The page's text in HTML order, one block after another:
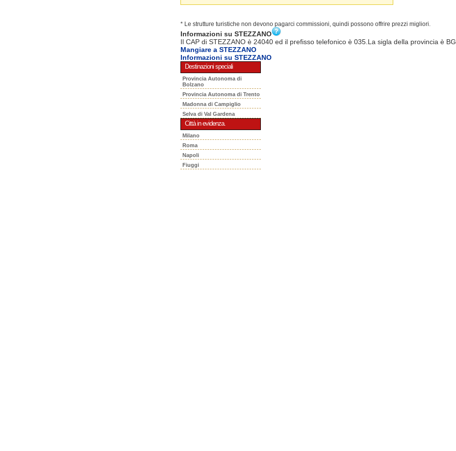
* Le strutture turistiche non devono pagarci commissioni, quindi possono offrire prezzi migliori.
Informazioni su STEZZANO
Il CAP di STEZZANO è 24040 ed il prefisso telefonico è 035.La sigla della provincia è BG.
Mangiare a STEZZANO
Informazioni su STEZZANO
Destinazioni speciali
Provincia Autonoma di
Bolzano
Provincia Autonoma di Trento
Madonna di Campiglio
Selva di Val Gardena
Città in evidenza.
Milano
Roma
Napoli
Fiuggi